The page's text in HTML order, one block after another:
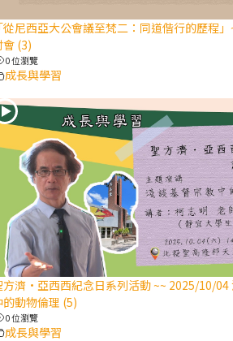
「從尼西亞大公會議至梵二：同道偕行的歷程
會 (3)
0 位瀏覽
成長與學習
方濟·亞西西紀念日系列活動 ~~ 2025/10/04
的動物倫理 (5)
0 位瀏覽
成長與學習